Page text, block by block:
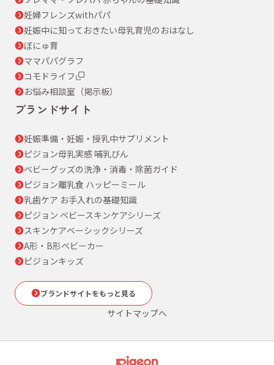
妊婦フレンズwithパパ
妊娠中に知っておきたい母乳育児のおはなし
ぼにゅ育
ママパパグラフ
コモドライフ
お悩み相談室（掲示板）
ブランドサイト
妊娠準備・妊娠・授乳中サプリメント
ピジョン母乳実感 哺乳びん
ベビーグッズの洗浄・消毒・除菌ガイド
ピジョン離乳食 ハッピーミール
乳歯ケア お手入れの基礎知識
ピジョン ベビースキンケアシリーズ
スキンケアベーシックシリーズ
A形・B形ベビーカー
ピジョンキッズ
ブランドサイトをもっと見る
サイトマップへ